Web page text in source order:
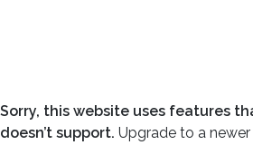
Sorry, this website uses features
doesn’t support. Upgrade to a